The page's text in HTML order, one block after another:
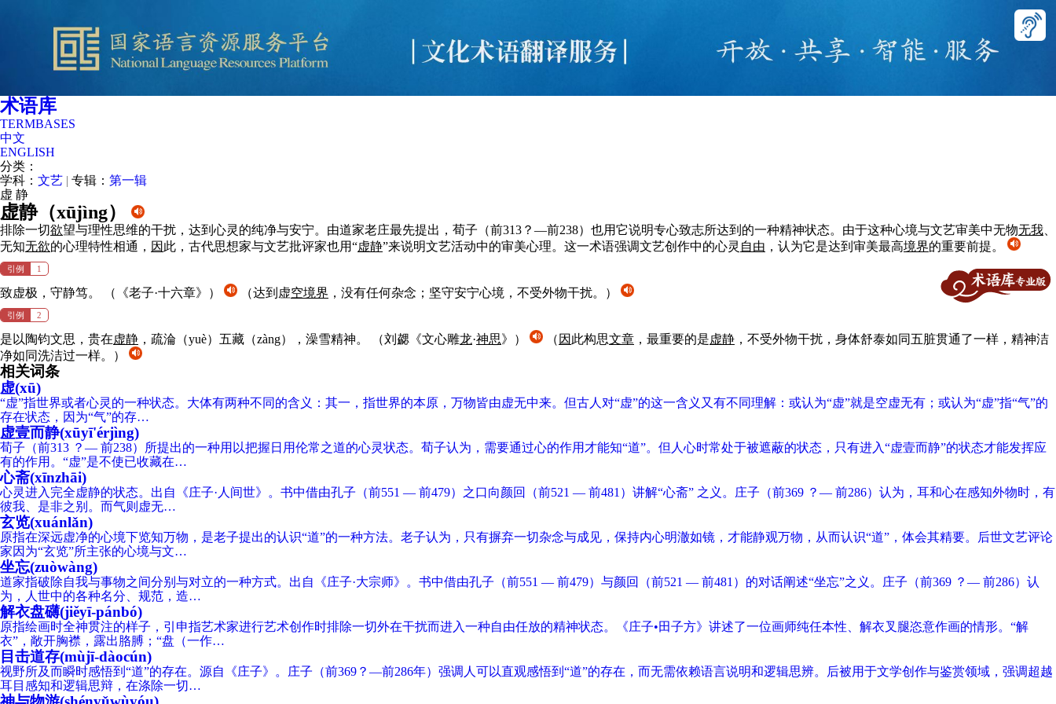
术语库
TERMBASES
中文
ENGLISH
分类：
学科： 文艺 | 专辑： 第一辑
虚 静
虚静（xūjìng）
排除一切欲望与理性思维的干扰，达到心灵的纯净与安宁。由道家老庄最先提出，荀子（前313？—前238）也用它说明专心致志所达到的一种精神状态。由于这种心境与文艺审美中无物无我
无知无欲的心理特性相通， 因 此，古代思想家与文艺批评家也用“虚静”来说明文艺活动中的审美心理。这一术语强调文艺创作中的心灵 自由 ，认为它是达到审美最高境界的重要前提。
引例 1
致虚极，守静笃。 （《老子·十六章》） （达到虚空境界 ，没有任何杂念；坚守安宁心境，不受外物干扰。）
引例 2
是以陶钧文思，贵在虚静 ，疏淪（yuè）五藏（zàng），澡雪精神。 （刘勰《文心雕龙·神思》） （ 因 此构思文章 ，最重要的是虚静 ，不受外物干扰，身体舒泰如同五脏贯通了一样，精神洁
净如同洗洁过一样。）
相关词条
虚(xū)
“虚”指世界或者心灵的一种状态。大体有两种不同的含义：其一，指世界的本原，万物皆由虚无中来。但古人对“虚”的这一含义又有不同理解：或认为“虚”就是空虚无有；或认为“虚”指“气”的
存在状态，因为“气”的存…
虚壹而静(xūyī'érjìng)
荀子（前313 ？— 前238）所提出的一种用以把握日用伦常之道的心灵状态。荀子认为，需要通过心的作用才能知“道”。但人心时常处于被遮蔽的状态，只有进入“虚壹而静”的状态才能发挥应
有的作用。“虚”是不使已收藏在…
心斋(xīnzhāi)
心灵进入完全虚静的状态。出自《庄子·人间世》。书中借由孔子（前551 — 前479）之口向颜回（前521 — 前481）讲解“心斋” 之义。庄子（前369 ？— 前286）认为，耳和心在感知外物时，有
彼我、是非之别。而气则虚无…
玄览(xuánlǎn)
原指在深远虚净的心境下览知万物，是老子提出的认识“道”的一种方法。老子认为，只有摒弃一切杂念与成见，保持内心明澈如镜，才能静观万物，从而认识“道”，体会其精要。后世文艺评论
家因为“玄览”所主张的心境与文…
坐忘(zuòwàng)
道家指破除自我与事物之间分别与对立的一种方式。出自《庄子·大宗师》。书中借由孔子（前551 — 前479）与颜回（前521 — 前481）的对话阐述“坐忘”之义。庄子（前369 ？— 前286）认
为，人世中的各种名分、规范，造…
解衣盘礴(jiěyī-pánbó)
原指绘画时全神贯注的样子，引申指艺术家进行艺术创作时排除一切外在干扰而进入一种自由任放的精神状态。《庄子•田子方》讲述了一位画师纯任本性、解衣叉腿恣意作画的情形。“解
衣”，敞开胸襟，露出胳膊；“盘（一作…
目击道存(mùjī-dàocún)
视野所及而瞬时感悟到“道”的存在。源自《庄子》。庄子（前369？—前286年）强调人可以直观感悟到“道”的存在，而无需依赖语言说明和逻辑思辨。后被用于文学创作与鉴赏领域，强调超越
耳目感知和逻辑思辩，在涤除一切…